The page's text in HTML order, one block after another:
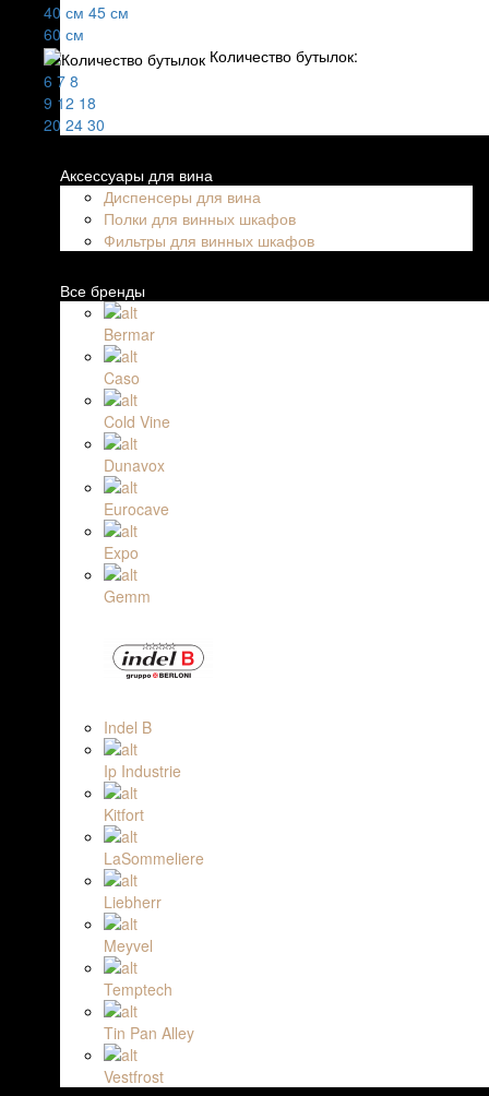
40 см 45 см
60 см
Количество бутылок:
6 7 8
9 12 18
20 24 30
Аксессуары для вина
Диспенсеры для вина
Полки для винных шкафов
Фильтры для винных шкафов
Все бренды
Bermar
Caso
Cold Vine
Dunavox
Eurocave
Expo
Gemm
Indel B
Ip Industrie
Kitfort
LaSommeliere
Liebherr
Meyvel
Temptech
Tin Pan Alley
Vestfrost